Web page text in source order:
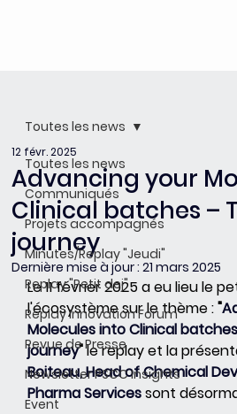
Toutes les news
Communiqués
Projets accompagnés
Minutes/Replay "Jeudi"
Replay "Petit dej"
Replay Innovation Forum
Revue de Presse
Newsletter PSCC Insights
Event
Toutes les news
Advancing your
Clinical batches –
journey
12 févr. 2025
Dernière mise à jour :21 mars 2025
Le 11 février 2025 a eu lieu le
l'écosystème sur le thème : "
Molecules into Clinical
journey" le replay et la
Boiteau, Head of Chemical
Pharma Services sont